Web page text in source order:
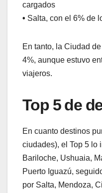
cargados
• Salta, con el 6% de
En tanto, la Ciudad
4%, aunque estuvo
viajeros.
Top 5 de
En cuanto destinos
ciudades), el Top 5 lo
Bariloche, Ushuaia,
Puerto Iguazú,
por Salta, Mendoza,